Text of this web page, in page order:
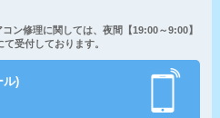
ン修理に関しては、夜間【19:00～9:00】
受付しております。
ル)